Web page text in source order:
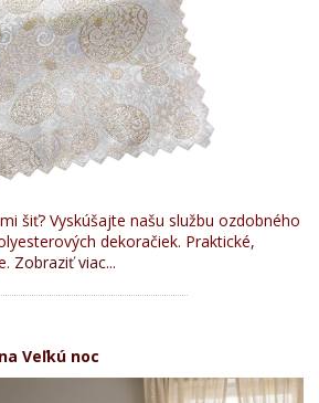
šiť? Vyskúšajte našu službu ozdobného
dekoračiek. Praktické,
Zobraziť viac...
Veľkú noc